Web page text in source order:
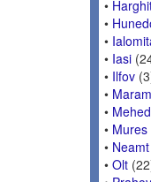
•
•
•
• Iasi
• Ilfov
•
•
• Mures
• Neamt
• Olt